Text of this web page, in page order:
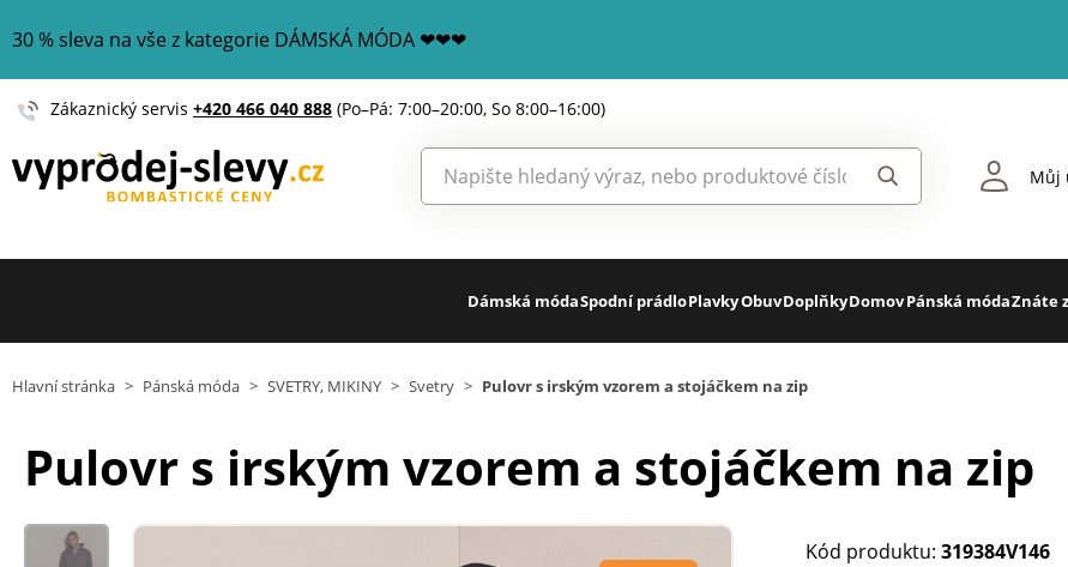
30 % sleva na vše z kategorie DÁMSKÁ MÓDA ❤❤❤
Zákaznický servis +420 466 040 888 (Po–Pá: 7:00–20:00, So 8:00–16:00)
Můj
Dámská módaSpodní prádloPlavkyObuvDoplňkyDomovPánská módaZnáte
Hlavní stránka > Pánská móda > SVETRY, MIKINY > Svetry > Pulovr s irským vzorem a stojáčkem na zip
Pulovr s irským vzorem a stojáčkem na zip
Kód produktu: 319384V146